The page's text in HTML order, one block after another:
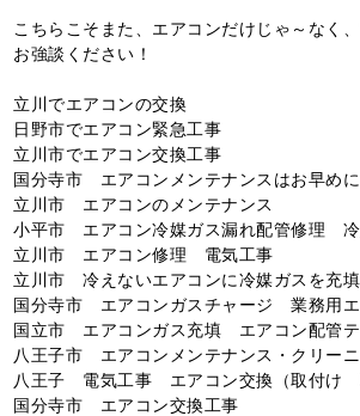
こちらこそまた、エアコンだけじゃ～なく
お強談ください！
立川でエアコンの交換
日野市でエアコン緊急工事
立川市でエアコン交換工事
国分寺市 エアコンメンテナンスはお早めに
立川市 エアコンのメンテナンス
小平市 エアコン冷媒ガス漏れ配管修理 冷
立川市 エアコン修理 電気工事
立川市 冷えないエアコンに冷媒ガスを充填
国分寺市 エアコンガスチャージ 業務用
国立市 エアコンガス充填 エアコン配管テ
八王子市 エアコンメンテナンス・クリー
八王子 電気工事 エアコン交換（取付け
国分寺市 エアコン交換工事